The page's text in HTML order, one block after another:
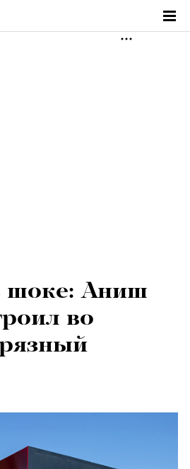
шоке: Аниш
во